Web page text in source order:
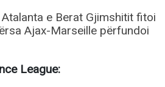
e Berat Gjimshitit fitoi
Ajax-Marseille përfundoi
League: